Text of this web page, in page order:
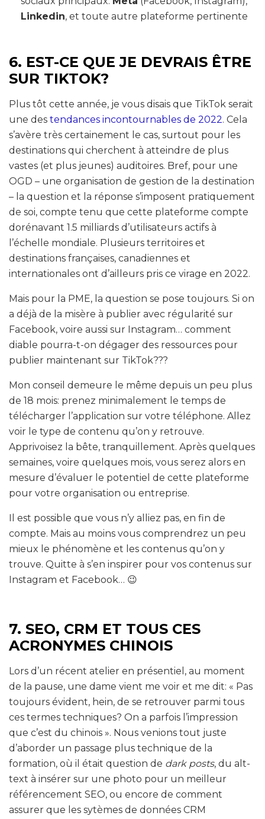
Linkedin, et toute autre plateforme pertinente
6. EST-CE QUE JE DEVRAIS ÊTRE
SUR TIKTOK?
Plus tôt cette année, je vous disais que TikTok serait
une des tendances incontournables de 2022. Cela
s’avère très certainement le cas, surtout pour les
destinations qui cherchent à atteindre de plus
vastes (et plus jeunes) auditoires. Bref, pour une
OGD – une organisation de gestion de la destination
– la question et la réponse s’imposent pratiquement
de soi, compte tenu que cette plateforme compte
dorénavant 1.5 milliards d’utilisateurs actifs à
l’échelle mondiale. Plusieurs territoires et
destinations françaises, canadiennes et
internationales ont d’ailleurs pris ce virage en 2022.
Mais pour la PME, la question se pose toujours. Si on
a déjà de la misère à publier avec régularité sur
Facebook, voire aussi sur Instagram… comment
diable pourra-t-on dégager des ressources pour
publier maintenant sur TikTok???
Mon conseil demeure le même depuis un peu plus
de 18 mois: prenez minimalement le temps de
télécharger l’application sur votre téléphone. Allez
voir le type de contenu qu’on y retrouve.
Apprivoisez la bête, tranquillement. Après quelques
semaines, voire quelques mois, vous serez alors en
mesure d’évaluer le potentiel de cette plateforme
pour votre organisation ou entreprise.
Il est possible que vous n’y alliez pas, en fin de
compte. Mais au moins vous comprendrez un peu
mieux le phénomène et les contenus qu’on y
trouve. Quitte à s’en inspirer pour vos contenus sur
Instagram et Facebook… 😉
7. SEO, CRM ET TOUS CES
ACRONYMES CHINOIS
Lors d’un récent atelier en présentiel, au moment
de la pause, une dame vient me voir et me dit: « Pas
toujours évident, hein, de se retrouver parmi tous
ces termes techniques? On a parfois l’impression
que c’est du chinois ». Nous venions tout juste
d’aborder un passage plus technique de la
formation, où il était question de dark posts, du alt-
text à insérer sur une photo pour un meilleur
référencement SEO, ou encore de comment
assurer que les sytèmes de données CRM